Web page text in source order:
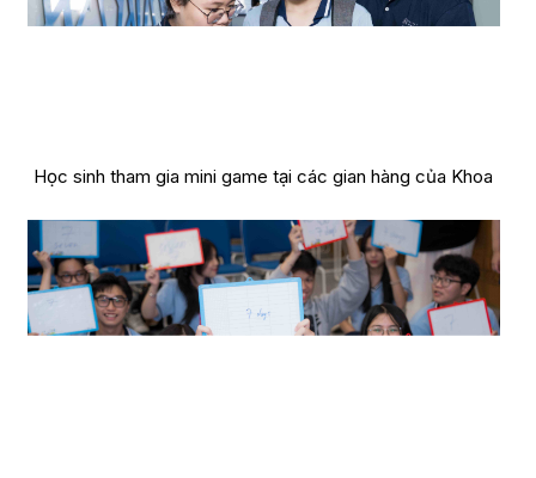
Học sinh tham gia mini game tại các gian hàng của Khoa